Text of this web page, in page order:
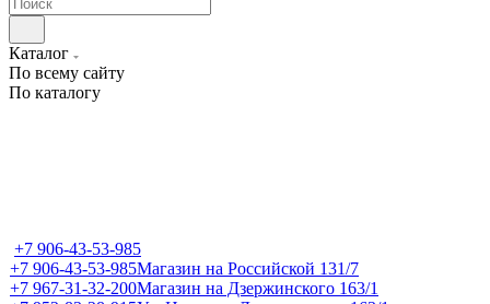
Каталог
По всему сайту
По каталогу
+7 906-43-53-985
+7 906-43-53-985Магазин на Российской 131/7
+7 967-31-32-200Магазин на Дзержинского 163/1